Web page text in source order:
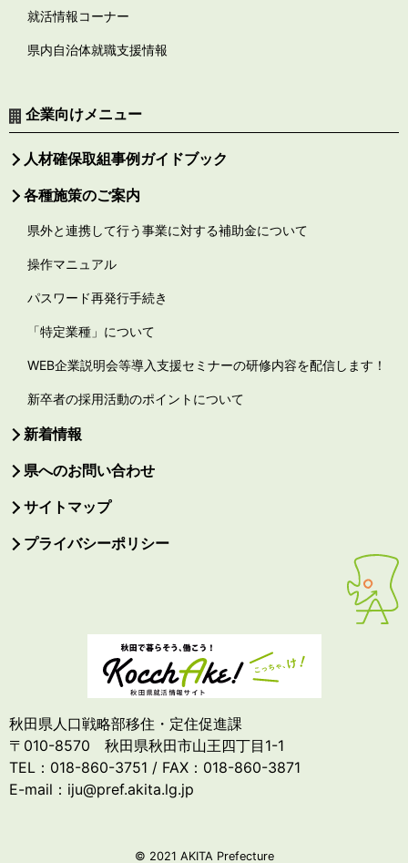
就活情報コーナー
県内自治体就職支援情報
企業向けメニュー
人材確保取組事例ガイドブック
各種施策のご案内
県外と連携して行う事業に対する補助金について
操作マニュアル
パスワード再発行手続き
「特定業種」について
WEB企業説明会等導入支援セミナーの研修内容を配信します！
新卒者の採用活動のポイントについて
新着情報
県へのお問い合わせ
サイトマップ
プライバシーポリシー
秋田県人口戦略部移住・定住促進課
〒010-8570 秋田県秋田市山王四丁目1-1
TEL：018-860-3751 / FAX：018-860-3871
E-mail：iju@pref.akita.lg.jp
© 2021 AKITA Prefecture